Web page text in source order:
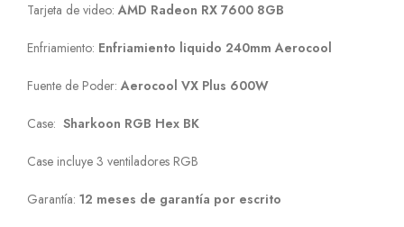
Tarjeta de video:AMD Radeon RX 7600 8GB
Enfriamiento: Enfriamiento liquido 240mm Aerocool
Fuente de Poder: Aerocool VX Plus 600W
Case: Sharkoon RGB Hex BK
Case incluye 3 ventiladores RGB
Garantía: 12 meses de garantía por escrito